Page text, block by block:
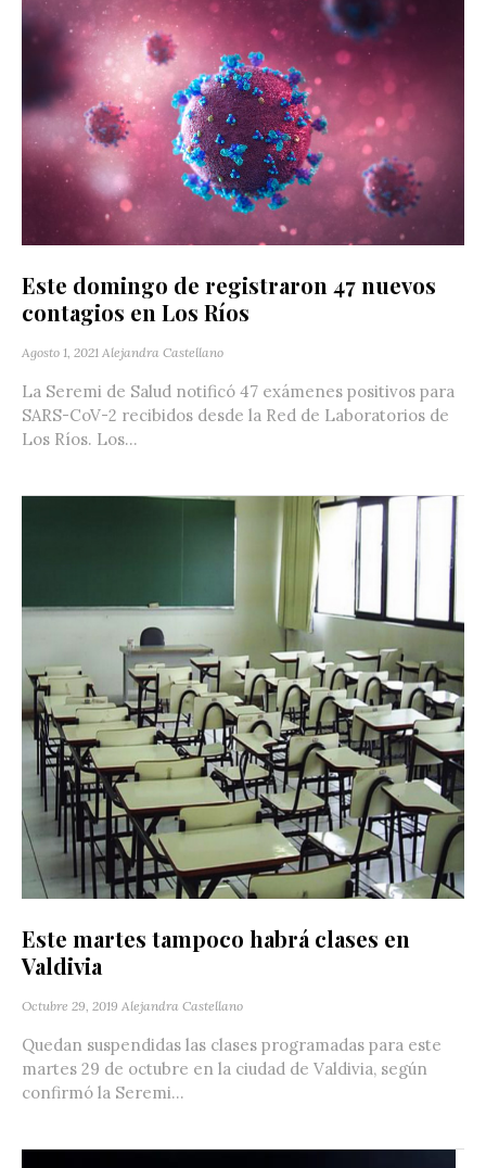
Este domingo de registraron 47 nuevos
contagios en Los Ríos
Agosto 1, 2021 Alejandra Castellano
La Seremi de Salud notificó 47 exámenes positivos para
SARS-CoV-2 recibidos desde la Red de Laboratorios de
Los Ríos. Los...
Este martes tampoco habrá clases en
Valdivia
Octubre 29, 2019 Alejandra Castellano
Quedan suspendidas las clases programadas para este
martes 29 de octubre en la ciudad de Valdivia, según
confirmó la Seremi...